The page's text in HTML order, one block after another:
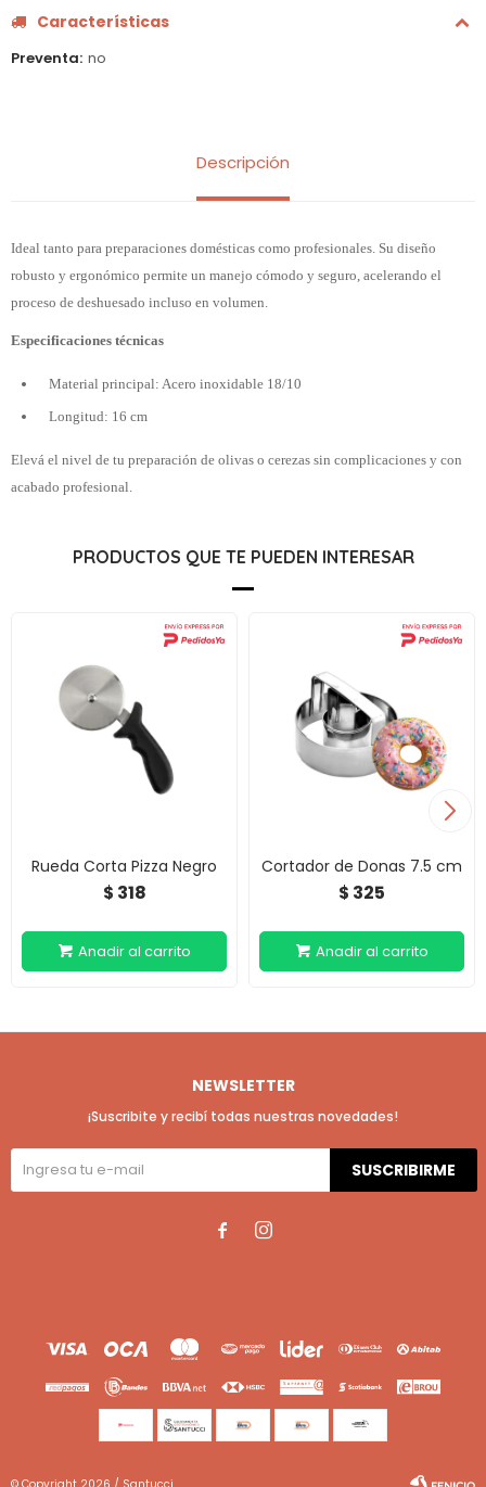
Características
Preventa no
Descripción
Ideal tanto para preparaciones domésticas como profesionales. Su diseño
robusto y ergonómico permite un manejo cómodo y seguro, acelerando el
proceso de deshuesado incluso en volumen.
Especificaciones técnicas
Material principal: Acero inoxidable 18/10
Longitud: 16 cm
Elevá el nivel de tu preparación de olivas o cerezas sin complicaciones y con
acabado profesional.
PRODUCTOS QUE TE PUEDEN INTERESAR
Rueda Corta Pizza Negro
$ 318
Cortador de Donas 7.5 cm
$ 325
NEWSLETTER
¡Suscribite y recibí todas nuestras novedades!
SUSCRIBIRME
 